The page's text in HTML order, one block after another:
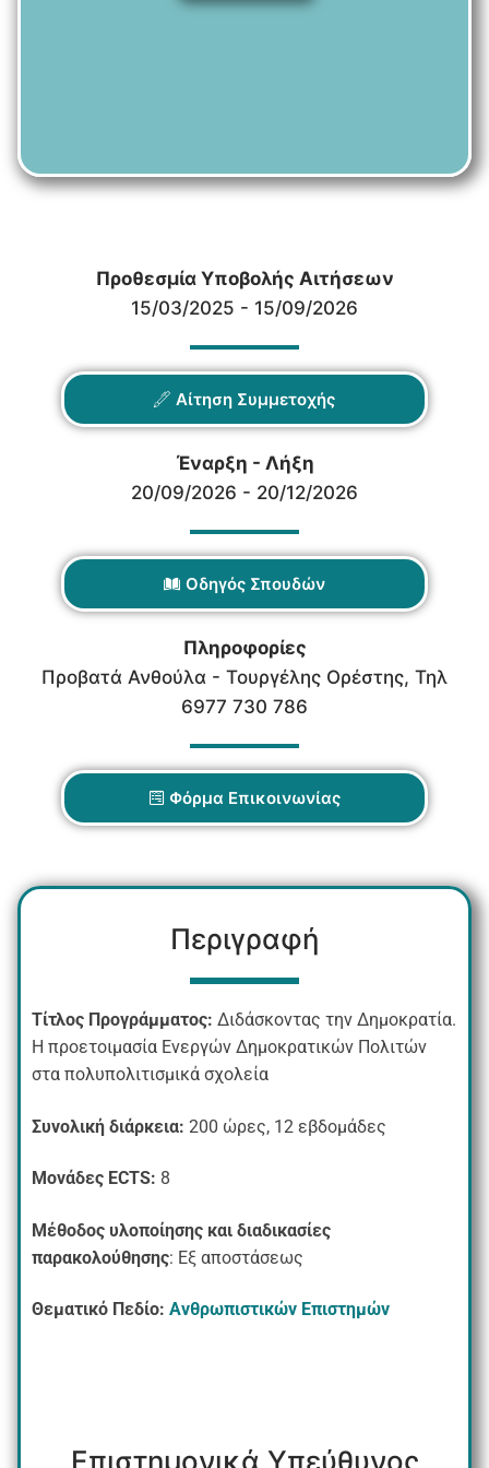
Προθεσμία Υποβολής Αιτήσεων
15/03/2025 - 15/09/2026
Αίτηση Συμμετοχής
Έναρξη - Λήξη
20/09/2026 - 20/12/2026
Οδηγός Σπουδών
Πληροφορίες
Προβατά Ανθούλα - Τουργέλης Ορέστης, Τηλ
6977 730 786
Φόρμα Επικοινωνίας
Περιγραφή
Τίτλος Προγράμματος: Διδάσκοντας την Δημοκρατία.
Η προετοιμασία Ενεργών Δημοκρατικών Πολιτών
στα πολυπολιτισμικά σχολεία
Συνολική διάρκεια: 200 ώρες, 12 εβδομάδες
Μονάδες ECTS: 8
Μέθοδος υλοποίησης και διαδικασίες
παρακολούθησης: Eξ αποστάσεως
Θεματικό Πεδίο: Ανθρωπιστικών Επιστημών
Επιστημονικά Υπεύθυνος